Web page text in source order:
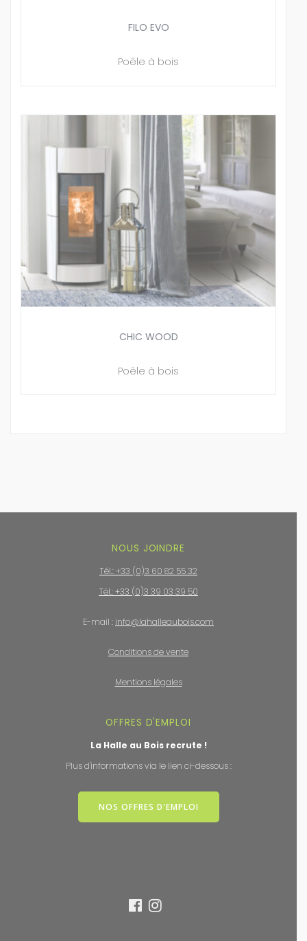
FILO EVO
Poêle à bois
CHIC WOOD
Poêle à bois
NOUS JOINDRE
Tél.: +33 (0)3 60 82 55 32
Tél.: +33 (0)3 39 03 39 50
E-mail : info@lahalleaubois.com
Conditions de vente
Mentions légales
OFFRES D'EMPLOI
La Halle au Bois recrute !
Plus d'informations via le lien ci-dessous :
NOS OFFRES D'EMPLOI